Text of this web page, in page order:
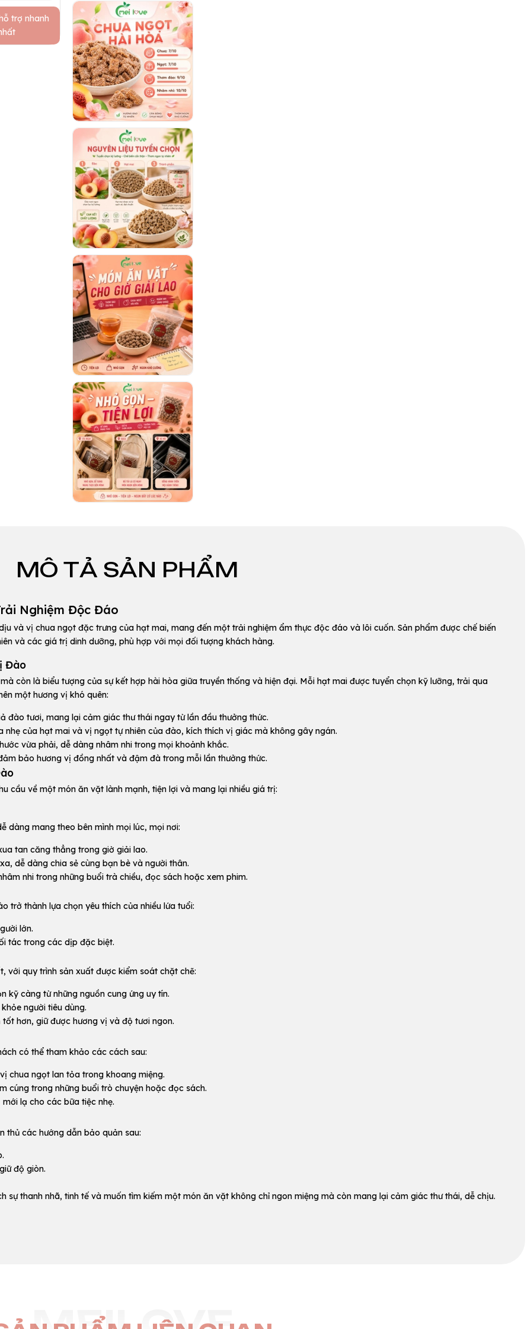
trợ nhanh
MÔ TẢ SẢN PHẨM
Nghiệm Độc Đáo
và vị chua ngọt đặc trưng của hạt mai, mang đến một trải nghiệm ẩm thực độc đáo và lôi cuốn. Sản phẩm được chế biến
và các giá trị dinh dưỡng, phù hợp với mọi đối tượng khách hàng.
Đào
còn là biểu tượng của sự kết hợp hài hòa giữa truyền thống và hiện đại. Mỗi hạt mai được tuyển chọn kỹ lưỡng, trải qua
một hương vị khó quên:
đào tươi, mang lại cảm giác thư thái ngay từ lần đầu thưởng thức.
của hạt mai và vị ngọt tự nhiên của đào, kích thích vị giác mà không gây ngán.
vừa phải, dễ dàng nhâm nhi trong mọi khoảnh khắc.
bảo hương vị đồng nhất và đậm đà trong mỗi lần thưởng thức.
cầu về một món ăn vặt lành mạnh, tiện lợi và mang lại nhiều giá trị:
dàng mang theo bên mình mọi lúc, mọi nơi:
tan căng thẳng trong giờ giải lao.
dễ dàng chia sẻ cùng bạn bè và người thân.
nhi trong những buổi trà chiều, đọc sách hoặc xem phim.
trở thành lựa chọn yêu thích của nhiều lứa tuổi:
lớn.
tác trong các dịp đặc biệt.
với quy trình sản xuất được kiểm soát chặt chẽ:
kỹ càng từ những nguồn cung ứng uy tín.
người tiêu dùng.
hơn, giữ được hương vị và độ tươi ngon.
có thể tham khảo các cách sau:
chua ngọt lan tỏa trong khoang miệng.
cúng trong những buổi trò chuyện hoặc đọc sách.
lạ cho các bữa tiệc nhẹ.
thủ các hướng dẫn bảo quản sau:
độ giòn.
sự thanh nhã, tinh tế và muốn tìm kiếm một món ăn vặt không chỉ ngon miệng mà còn mang lại cảm giác thư thái, dễ chịu.